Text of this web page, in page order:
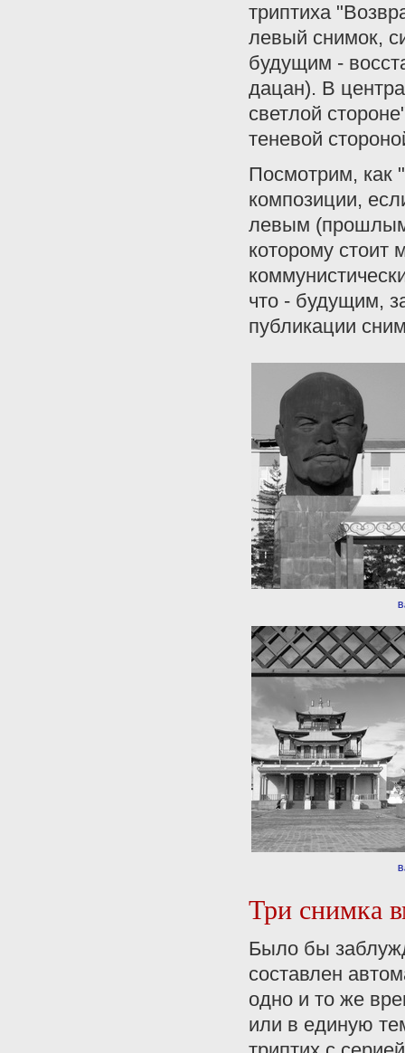
триптиха
левый снимок,
будущим -
дацан). В
светлой
теневой
Посмотрим, как
композиции,
левым
которому стоит
что - будущим,
публикации
Три снимка
Было бы
составлен
одно и то же
или в единую